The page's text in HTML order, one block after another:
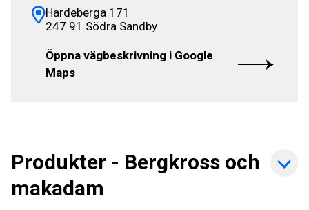
Hardeberga 171
247 91 Södra Sandby
Öppna vägbeskrivning i Google
Maps
Produkter - Bergkross och
makadam